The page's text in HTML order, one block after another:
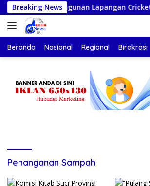
Langsung
ke
konten
Breaking News
Pembangunan Lapangan Cricket NTT
Beranda Nasional Regional Birokrasi
Penanganan Sampah